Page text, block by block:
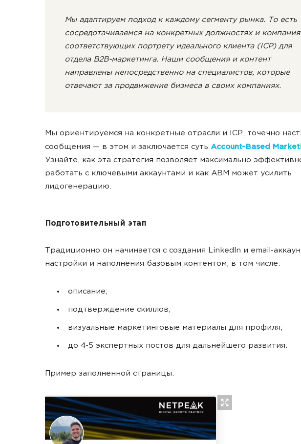
Мы адаптируем подход к каждому сегменту рынка. То есть
сосредотачиваемся на конкретных должностях и
соответствующих портрету идеального клиента (ICP) для
отдела B2B-маркетинга. Наши сообщения и контент
направлены непосредственно на специалистов, которые
отвечают за продвижение бизнеса в своих компаниях.
Мы ориентируемся на конкретные отрасли и ICP, точечно
сообщения — в этом и заключается суть Account-Based
Узнайте, как эта стратегия позволяет максимально
работать с ключевыми аккаунтами и как ABM может усилить
лидогенерацию.
Подготовительный этап
Традиционно он начинается с создания LinkedIn и email-
настройки и наполнения базовым контентом, в том числе:
описание;
подтверждение скиллов;
визуальные маркетинговые материалы для профиля;
до 4-5 экспертных постов для дальнейшего развития.
Пример заполненной страницы: